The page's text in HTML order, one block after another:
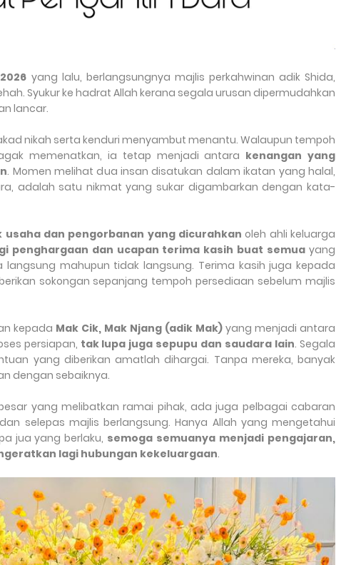
yang lalu, berlangsungnya majlis perkahwinan adik Shida,
Syukur ke hadrat Allah kerana segala urusan dipermudahkan
lancar.
nikah serta kenduri menyambut menantu. Walaupun tempoh
memenatkan, ia tetap menjadi antara kenangan yang
. Momen melihat dua insan disatukan dalam ikatan yang halal,
adalah satu nikmat yang sukar digambarkan dengan kata-
usaha dan pengorbanan yang dicurahkan oleh ahli keluarga
penghargaan dan ucapan terima kasih buat semua yang
mahupun tidak langsung. Terima kasih juga kepada
sokongan sepanjang tempoh persediaan sebelum majlis
kepada Mak Cik, Mak Njang (adik Mak) yang menjadi antara
persiapan, tak lupa juga sepupu dan saudara lain. Segala
yang diberikan amatlah dihargai. Tanpa mereka, banyak
dengan sebaiknya.
yang melibatkan ramai pihak, ada juga pelbagai cabaran
selepas majlis berlangsung. Hanya Allah yang mengetahui
jua yang berlaku, semoga semuanya menjadi pengajaran,
lagi hubungan kekeluargaan.